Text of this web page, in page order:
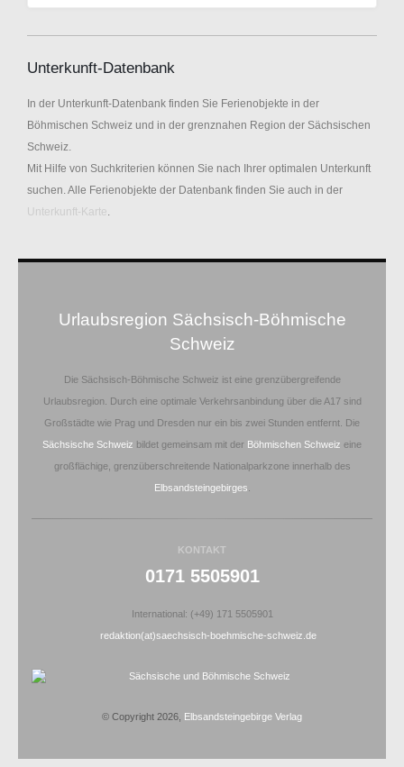
Unterkunft-Datenbank
In der Unterkunft-Datenbank finden Sie Ferienobjekte in der
Böhmischen Schweiz und in der grenznahen Region der Sächsischen
Schweiz.
Mit Hilfe von Suchkriterien können Sie nach Ihrer optimalen Unterkunft
suchen. Alle Ferienobjekte der Datenbank finden Sie auch in der
Unterkunft-Karte.
Urlaubsregion Sächsisch-Böhmische
Schweiz
Die Sächsisch-Böhmische Schweiz ist eine grenzübergreifende
Urlaubsregion. Durch eine optimale Verkehrsanbindung über die A17 sind
Großstädte wie Prag und Dresden nur ein bis zwei Stunden entfernt. Die
Sächsische Schweiz bildet gemeinsam mit der Böhmischen Schweiz eine
großflächige, grenzüberschreitende Nationalparkzone innerhalb des
Elbsandsteingebirges
KONTAKT
0171 5505901
International: (+49) 171 5505901
redaktion(at)saechsisch-boehmische-schweiz.de
© Copyright 2026, Elbsandsteingebirge Verlag